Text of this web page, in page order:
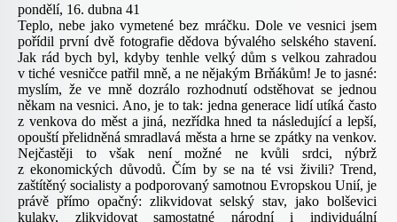
pondělí, 16. dubna 41
Teplo, nebe jako vymetené bez mráčku. Dole ve vesnici jsem
pořídil první dvě fotografie dědova bývalého selského stavení.
Jak rád bych byl, kdyby tenhle velký dům s velkou zahradou
v tiché vesničce patřil mně, a ne nějakým Brňákům! Je to jasné:
myslím, že ve mně dozrálo rozhodnutí odstěhovat se jednou
někam na vesnici. Ano, je to tak: jedna generace lidí utíká často
z venkova do měst a jiná, nezřídka hned ta následující a lepší,
opouští přelidněná smradlavá města a hrne se zpátky na venkov.
Nejčastěji to však není možné ne kvůli srdci, nýbrž
z ekonomických důvodů. Čím by se na té vsi živili? Trend,
zaštítěný socialisty a podporovaný samotnou Evropskou Unií, je
právě přímo opačný: zlikvidovat selský stav, jako bolševici
kulaky, zlikvidovat samostatné národní i individuální